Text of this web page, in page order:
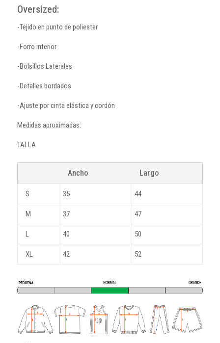
Oversized:
-Tejido en punto de poliester
-Forro interior
-Bolsillos Laterales
-Detalles bordados
-Ajuste por cinta elástica y cordón
Medidas aproximadas:
TALLA
Ancho Largo
S 35 44
M 37 47
L 40 50
XL 42 52